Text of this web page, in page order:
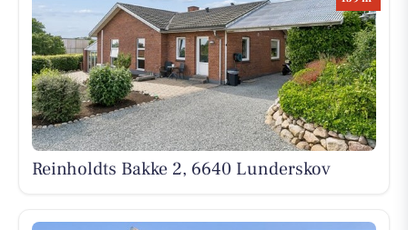
Reinholdts Bakke 2, 6640 Lunderskov